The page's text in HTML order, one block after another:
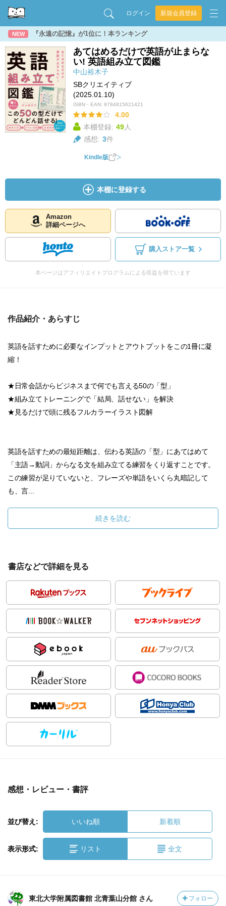
ログイン 新規会員登録
NEW 『永遠の記憶』が1位に！本ランキング
あてはめるだけで英語が止まらな
い! 英語組み立て図鑑
中山裕木子
SBクリエイティブ
(2025.01.10)
ISBN・EAN: 9784815621421
4.00
本棚登録: 49人
感想: 3件
Kindle版
本棚に登録する
Amazon
詳細ページへ
購入ストア一覧
本ページはアフィリエイトプログラムによる収益を得ています
作品紹介・あらすじ
英語を話すために必要なインプットとアウトプットをこの1冊に凝
縮！
★日常会話からビジネスまで何でも言える50の「型」
★組み立てトレーニングで「結局、話せない」を解決
★見るだけで頭に残るフルカラーイラスト図解
英語を話すための最短距離は、伝わる英語の「型」にあてはめて
「主語→動詞」からなる文を組み立てる練習をくり返すことです。
この練習が足りていないと、フレーズや単語をいくら丸暗記して
も、言...
続きを読む
書店などで詳細を見る
感想・レビュー・書評
並び替え: いいね順 新着順
表示形式: リスト 全文
東北大学附属図書館 北青葉山分館 さん フォロー